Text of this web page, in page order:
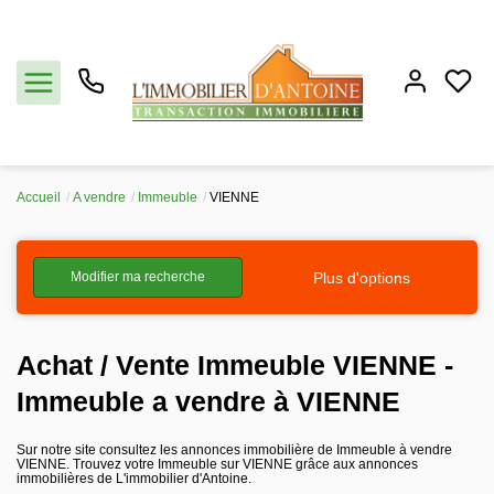
Vendre
Estimation
Notre agence
Partenaires
Accueil A vendre Immeuble VIENNE
Modifier ma recherche Plus d'options
Achat / Vente Immeuble VIENNE -
Immeuble a vendre à VIENNE
Sur notre site consultez les annonces immobilière de Immeuble à vendre
VIENNE. Trouvez votre Immeuble sur VIENNE grâce aux annonces
immobilières de L'immobilier d'Antoine.